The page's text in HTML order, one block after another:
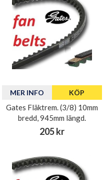
MER INFO KÖP
Gates Fläktrem. (3/8) 10mm
bredd, 945mm längd.
205 kr